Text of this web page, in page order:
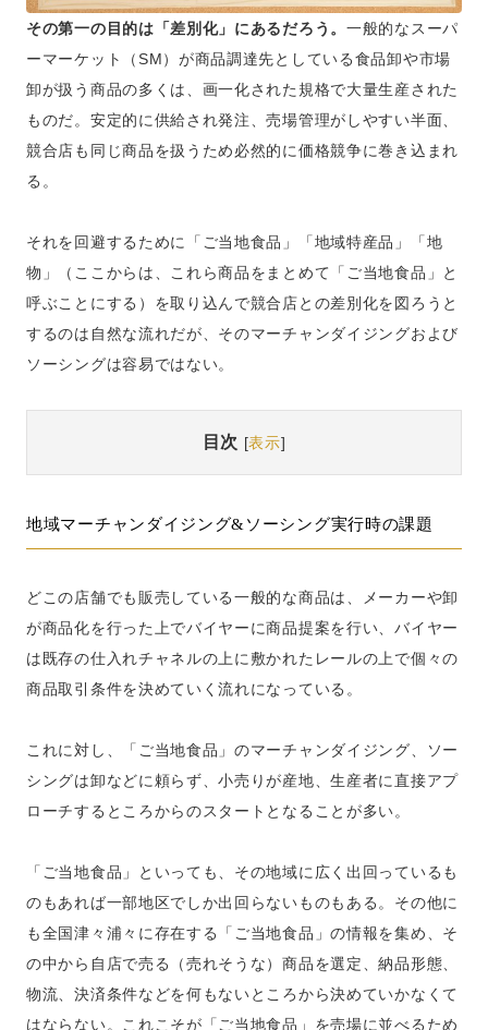
その第一の目的は「差別化」にあるだろう。 一般的なスーパ
ーマーケット（SM）が商品調達先としている食品卸や市場
卸が扱う商品の多くは、画一化された規格で大量生産された
ものだ。安定的に供給され発注、売場管理がしやすい半面、
競合店も同じ商品を扱うため必然的に価格競争に巻き込まれ
る。
それを回避するために「ご当地食品」「地域特産品」「地
物」（ここからは、これら商品をまとめて「ご当地食品」と
呼ぶことにする）を取り込んで競合店との差別化を図ろうと
するのは自然な流れだが、そのマーチャンダイジングおよび
ソーシングは容易ではない。
目次 [表示]
地域マーチャンダイジング&ソーシング実行時の課題
どこの店舗でも販売している一般的な商品は、メーカーや卸
が商品化を行った上でバイヤーに商品提案を行い、バイヤー
は既存の仕入れチャネルの上に敷かれたレールの上で個々の
商品取引条件を決めていく流れになっている。
これに対し、「ご当地食品」のマーチャンダイジング、ソー
シングは卸などに頼らず、小売りが産地、生産者に直接アプ
ローチするところからのスタートとなることが多い。
「ご当地食品」といっても、その地域に広く出回っているも
のもあれば一部地区でしか出回らないものもある。その他に
も全国津々浦々に存在する「ご当地食品」の情報を集め、そ
の中から自店で売る（売れそうな）商品を選定、納品形態、
物流、決済条件などを何もないところから決めていかなくて
はならない。これこそが「ご当地食品」を売場に並べるため